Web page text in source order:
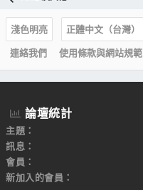
淺色明亮
正體中文（台灣）
連絡我們
使用條款與網站規範
論壇統計
主題
訊息
會員
新加入的會員